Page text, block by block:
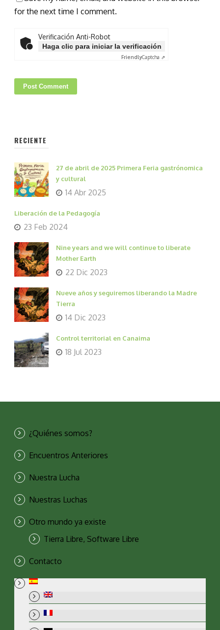
for the next time I comment.
Verificación Anti-Robot
Haga clic para iniciar la verificación
FriendlyCaptcha ⇗
RECIENTE
27 de abril de 2025 Primera Feria gastrónomica
y cultural
14 Abr 2025
Liberación de la Pedagogía
23 Feb 2024
Nine years and we will continue to liberate
Mother Earth
22 Dic 2023
Nueve años y seguiremos liberando la Madre
Tierra
14 Dic 2023
Control territorial en Canaima
18 Jul 2023
¿Quiénes somos?
Encuentros Anteriores
Nuestra Lucha
Nuestras Luchas
Otro mundo ya existe
Tierra Libre, Software Libre
Contacto